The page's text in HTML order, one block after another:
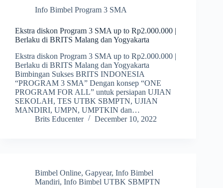
Info Bimbel Program 3 SMA
Ekstra diskon Program 3 SMA up to Rp2.000.000 |
Berlaku di BRITS Malang dan Yogyakarta
Ekstra diskon Program 3 SMA up to Rp2.000.000 |
Berlaku di BRITS Malang dan Yogyakarta
Bimbingan Sukses BRITS INDONESIA
“PROGRAM 3 SMA” Dengan konsep “ONE
PROGRAM FOR ALL” untuk persiapan UJIAN
SEKOLAH, TES UTBK SBMPTN, UJIAN
MANDIRI, UMPN, UMPTKIN dan…
Brits Educenter
December 10, 2022
Bimbel Online, Gapyear, Info Bimbel
Mandiri, Info Bimbel UTBK SBMPTN